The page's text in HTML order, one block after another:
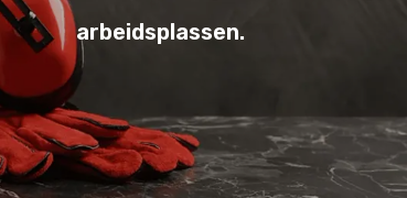
arbeidsplassen.